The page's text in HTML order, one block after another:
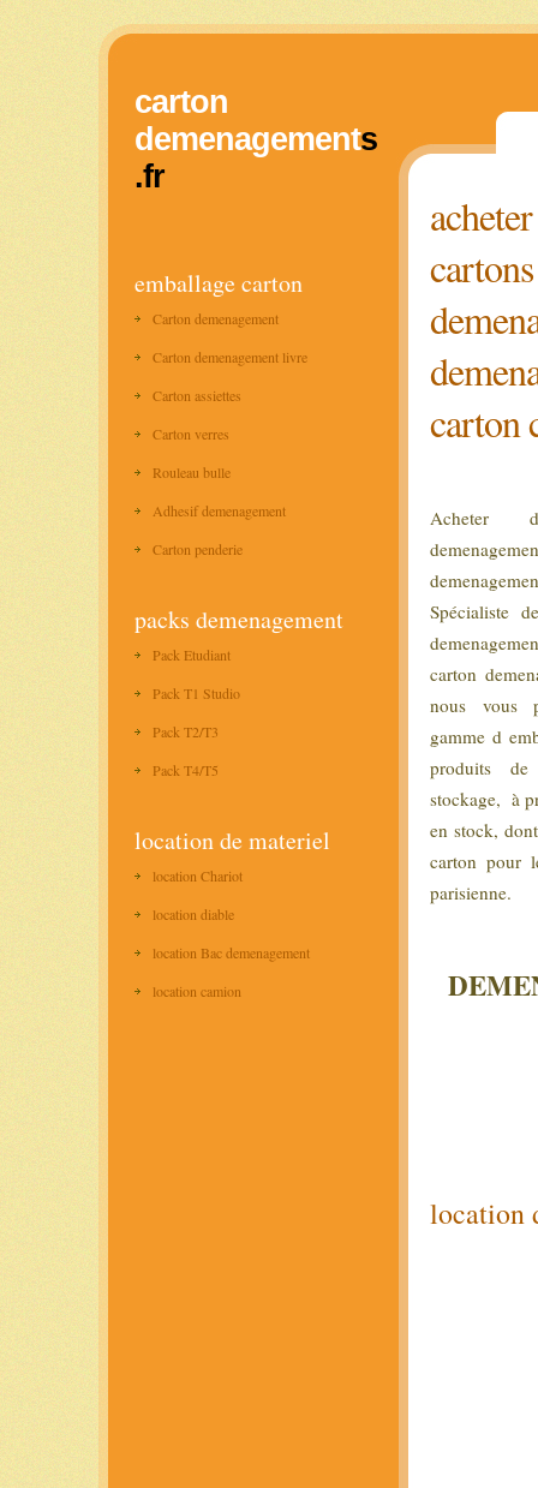
carton
demenagements
.fr
cartons
carton
Acheter
Spécialiste
carton
nous vous
gamme d
produits
stockage, à
en stock,
carton pour
parisienne.
location
emballage carton
Carton demenagement
Carton demenagement livre
Carton assiettes
Carton verres
Rouleau bulle
Adhesif demenagement
Carton penderie
packs demenagement
Pack Etudiant
Pack T1 Studio
Pack T2/T3
Pack T4/T5
location de materiel
location Chariot
location diable
location Bac demenagement
location camion